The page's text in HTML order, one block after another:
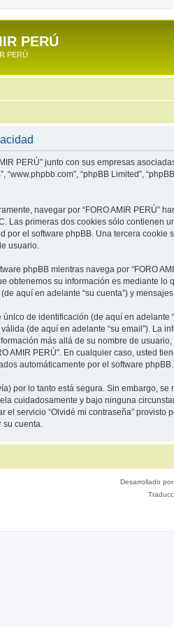
PERÚ
PERÚ
PERÚ” junto con sus empresas
“www.phpbb.com”, “phpBB Limited”,
navegar por “FORO AMIR PERÚ”
Las primeras dos cookies sólo contienen
por el software phpBB. Una tercera
usuario.
phpBB mientras navega por “FORO
obtenemos su información es mediante
(de aquí en adelante “su cuenta”) y
de identificación (de aquí en
(de aquí en adelante “su email”). La
más allá de su nombre de
AMIR PERÚ”. En cualquier caso, usted
automáticamente por el software phpBB.
por lo tanto está segura. Sin embargo,
cuidadosamente y bajo ninguna
el servicio “Olvidé mi contraseña”
cuenta.
Desarrollado por